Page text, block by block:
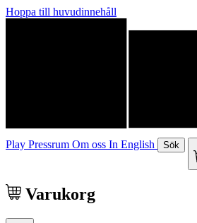
Hoppa till huvudinnehåll
Play Pressrum Om oss In English Sök
Varukorg